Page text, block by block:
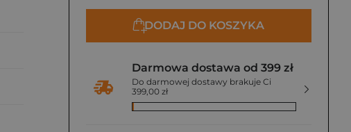
DODAJ DO KOSZYKA
Darmowa dostawa od 399 zł
Do darmowej dostawy brakuje Ci
399,00 zł